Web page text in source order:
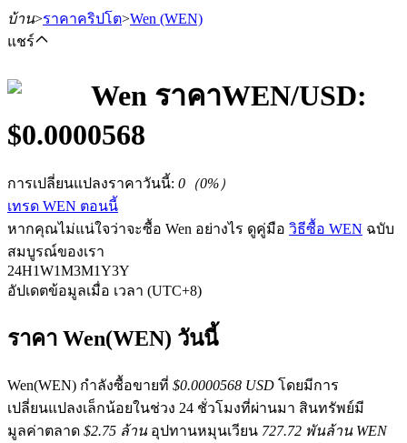
ฟิวเจอร์ส
ฟิวเจอร์ส USDT
บ้าน>ราคาคริปโต>Wen (WEN)
แชร์
Wen ราคาWEN/USD:
$0.0000568
การเปลี่ยนแปลงราคาวันนี้: 0 （0%）
เทรด WEN ตอนนี้
หากคุณไม่แน่ใจว่าจะซื้อ Wen อย่างไร ดูคู่มือ วิธีซื้อ WEN ฉบับ
สมบูรณ์ของเรา
24H1W1M3M1Y3Y
อัปเดตข้อมูลเมื่อ เวลา (UTC+8)
ราคา Wen(WEN) วันนี้
Wen(WEN) กำลังซื้อขายที่ $0.0000568 USD โดยมีการ
เปลี่ยนแปลงเล็กน้อยในช่วง 24 ชั่วโมงที่ผ่านมา สินทรัพย์มี
มูลค่าตลาด $2.75 ล้าน อุปทานหมุนเวียน 727.72 พันล้าน WEN